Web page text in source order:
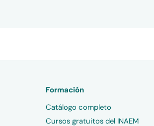
Formación
Catálogo completo
Cursos gratuitos del INAEM